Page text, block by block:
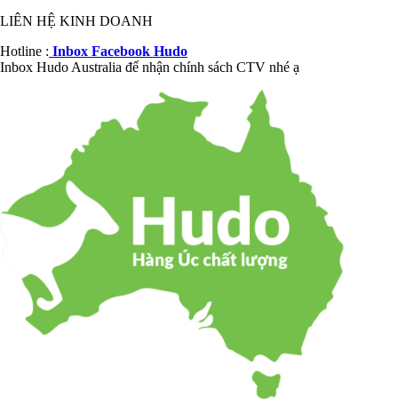
LIÊN HỆ KINH DOANH
Hotline : Inbox Facebook Hudo
Inbox Hudo Australia để nhận chính sách CTV nhé ạ